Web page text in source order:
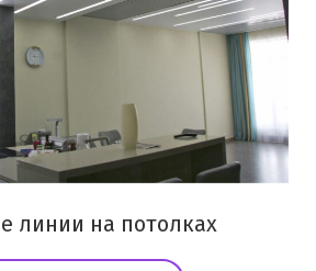
линии на потолках